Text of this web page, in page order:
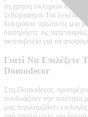
τη χρήση σκληρών
ξεθώριασμα. Για λεκέδες,
δοκιμάστε πρώτα σε μια
διατηρήστε τις
ακτινοβολία για να
Γιατί Να Επιλέξετε
Domodecor
Στη Domodecor,
συνδυάζουν την
μας περιλαμβάνει